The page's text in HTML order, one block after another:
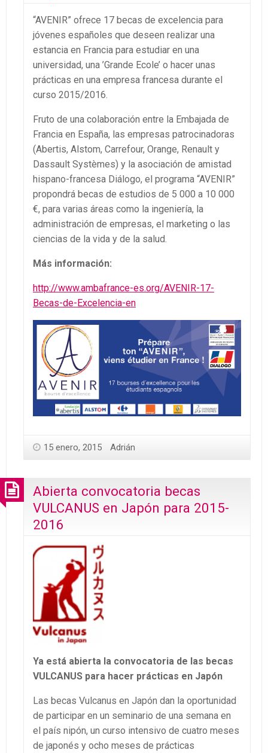
“AVENIR” ofrece 17 becas de excelencia para
jóvenes españoles que deseen realizar una
estancia en Francia para estudiar en una
universidad, una ’Grande Ecole’ o hacer unas
prácticas en una empresa francesa durante el
curso 2015/2016.
Fruto de una colaboración entre la Embajada de
Francia en España, las empresas patrocinadoras
(Abertis, Alstom, Carrefour, Orange, Renault y
Dassault Systèmes) y la asociación de amistad
hispano-francesa Diálogo, el programa “AVENIR”
propondrá becas de estudios de 5 000 a 10 000
€, para varias áreas como la ingeniería, la
administración de empresas, el marketing o las
ciencias de la vida y de la salud.
Más información:
http://www.ambafrance-es.org/AVENIR-17-
Becas-de-Excelencia-en
15 enero, 2015 Adrián
Abierta convocatoria becas
VULCANUS en Japón para 2015-
2016
Ya está abierta la convocatoria de las becas
VULCANUS para hacer prácticas en Japón
Las becas Vulcanus en Japón dan la oportunidad
de participar en un seminario de una semana en
el país nipón, un curso intensivo de cuatro meses
de japonés y ocho meses de prácticas